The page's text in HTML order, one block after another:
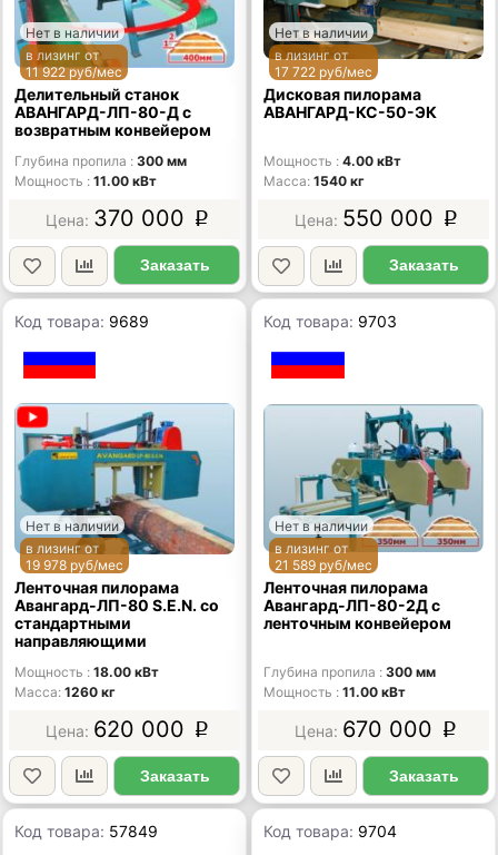
Нет в наличии
в лизинг от
11 922 руб/мес
Делительный станок
АВАНГАРД-ЛП-80-Д с
возвратным конвейером
Глубина пропила
300 мм
Мощность
11.00 кВт
370 000 p
Заказать
Нет в наличии
в лизинг от
17 722 руб/мес
Дисковая пилорама
АВАНГАРД-КС-50-ЭК
Мощность
4.00 кВт
Масса 1540 кг
550 000 p
Заказать
Код товара: 9689
Нет в наличии
в лизинг от
19 978 руб/мес
Ленточная пилорама
Авангард-ЛП-80 S.E.N. со
стандартными
направляющими
Мощность
18.00 кВт
Масса 1260 кг
620 000 p
Заказать
Код товара: 9703
Нет в наличии
в лизинг от
21 589 руб/мес
Ленточная пилорама
Авангард-ЛП-80-2Д с
ленточным конвейером
Глубина пропила
300 мм
Мощность
11.00 кВт
670 000 p
Заказать
Код товара: 57849 Код товара: 9704